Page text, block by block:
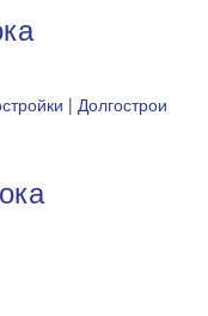
| Долгострои